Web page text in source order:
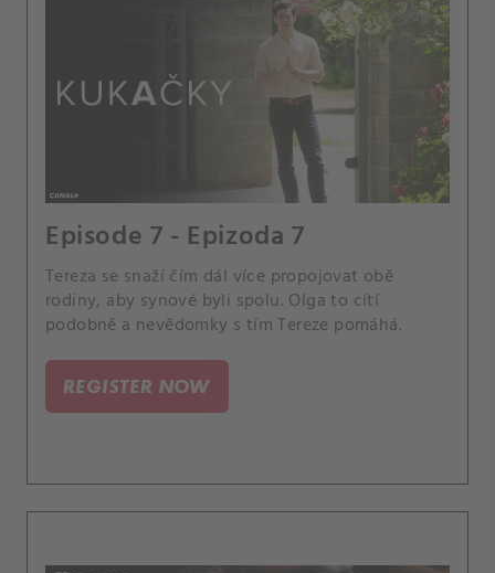
Episode 7 - Epizoda 7
Tereza se snaží čím dál více propojovat obě
rodiny, aby synové byli spolu. Olga to cítí
podobně a nevědomky s tím Tereze pomáhá.
REGISTER NOW